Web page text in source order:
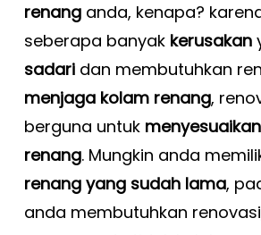
renanganda, kenapa?
seberapa banyak kerusakan
sadaridan membutuhkan
menjaga kolam renang,
berguna untuk
renang. Mungkin anda
renang yang sudah lama,
anda membutuhkan